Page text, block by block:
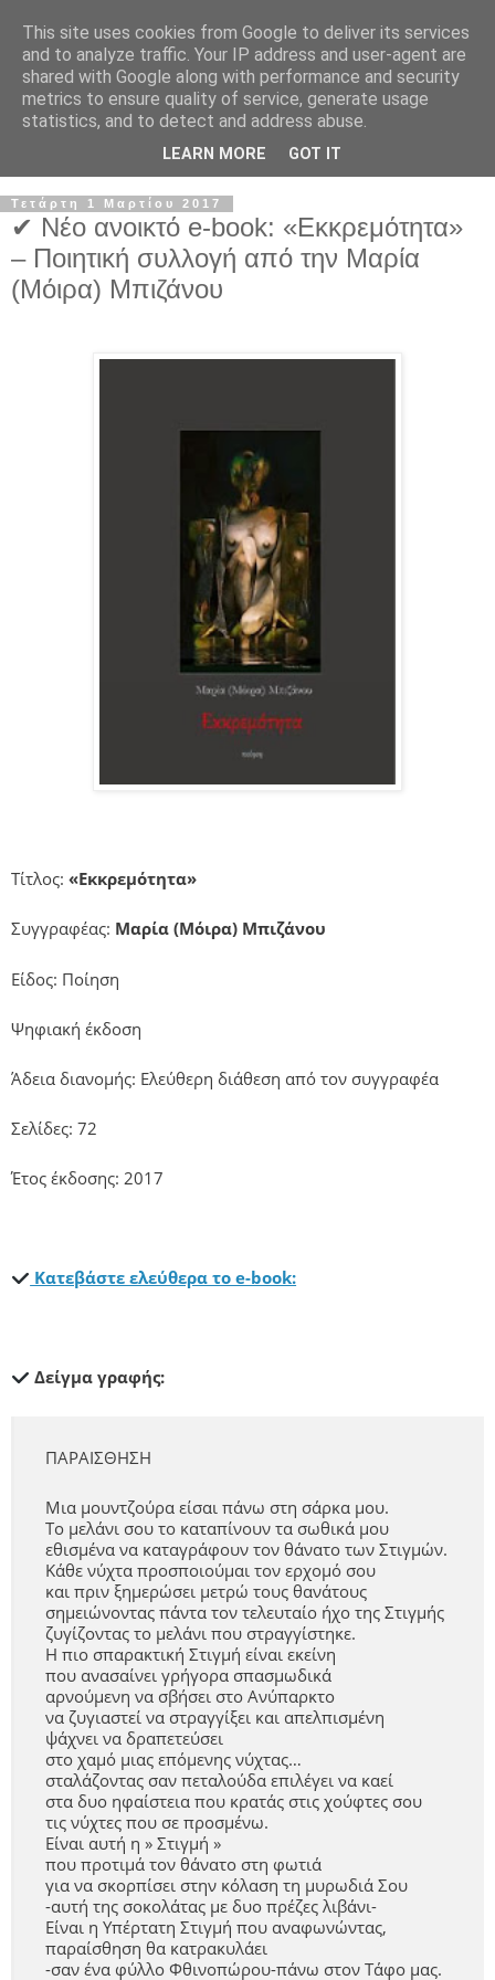
Τετάρτη 1 Μαρτίου 2017
✔ Νέο ανοικτό e-book: «Εκκρεμότητα»
– Ποιητική συλλογή από την Μαρία
(Μόιρα) Μπιζάνου
Τίτλος: «Εκκρεμότητα»
Συγγραφέας: Μαρία (Μόιρα) Μπιζάνου
Είδος: Ποίηση
Ψηφιακή έκδοση
Άδεια διανομής: Ελεύθερη διάθεση από τον συγγραφέα
Σελίδες: 72
Έτος έκδοσης: 2017
Κατεβάστε ελεύθερα το e-book:
Δείγμα γραφής:
ΠΑΡΑΙΣΘΗΣΗ
Μια μουντζούρα είσαι πάνω στη σάρκα μου.
Το μελάνι σου το καταπίνουν τα σωθικά μου
εθισμένα να καταγράφουν τον θάνατο των Στιγμών.
Κάθε νύχτα προσποιούμαι τον ερχομό σου
και πριν ξημερώσει μετρώ τους θανάτους
σημειώνοντας πάντα τον τελευταίο ήχο της Στιγμής
ζυγίζοντας το μελάνι που στραγγίστηκε.
Η πιο σπαρακτική Στιγμή είναι εκείνη
που ανασαίνει γρήγορα σπασμωδικά
αρνούμενη να σβήσει στο Ανύπαρκτο
να ζυγιαστεί να στραγγίξει και απελπισμένη
ψάχνει να δραπετεύσει
στο χαμό μιας επόμενης νύχτας…
σταλάζοντας σαν πεταλούδα επιλέγει να καεί
στα δυο ηφαίστεια που κρατάς στις χούφτες σου
τις νύχτες που σε προσμένω.
Είναι αυτή η » Στιγμή »
που προτιμά τον θάνατο στη φωτιά
για να σκορπίσει στην κόλαση τη μυρωδιά Σου
-αυτή της σοκολάτας με δυο πρέζες λιβάνι-
Είναι η Υπέρτατη Στιγμή που αναφωνώντας,
παραίσθηση θα κατρακυλάει
-σαν ένα φύλλο Φθινοπώρου-πάνω στον Τάφο μας.
This site uses cookies from Google to deliver its services
and to analyze traffic. Your IP address and user-agent are
shared with Google along with performance and security
metrics to ensure quality of service, generate usage
statistics, and to detect and address abuse.
LEARN MORE GOT IT